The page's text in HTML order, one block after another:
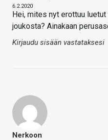
6.2.2020
Hei, mites nyt erottuu
joukosta? Ainakaan
Kirjaudu sisään vastataksesi
Nerkoon